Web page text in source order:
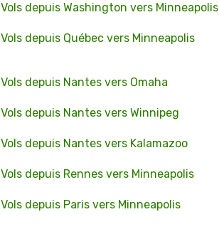
Vols depuis Washington vers Minneapolis
Vols depuis Québec vers Minneapolis
Vols depuis Nantes vers Omaha
Vols depuis Nantes vers Winnipeg
Vols depuis Nantes vers Kalamazoo
Vols depuis Rennes vers Minneapolis
Vols depuis Paris vers Minneapolis